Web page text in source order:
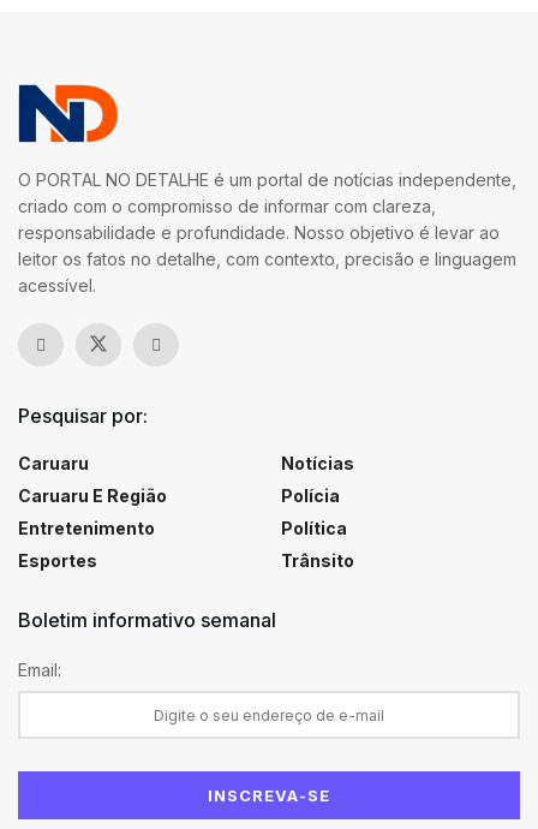
O PORTAL NO DETALHE é um portal de notícias independente,
criado com o compromisso de informar com clareza,
responsabilidade e profundidade. Nosso objetivo é levar ao
leitor os fatos no detalhe, com contexto, precisão e linguagem
acessível.
Pesquisar por:
Caruaru
Caruaru E Região
Entretenimento
Esportes
Notícias
Polícia
Política
Trânsito
Boletim informativo semanal
Email: